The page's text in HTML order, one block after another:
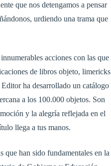
que nos detengamos a pensar
urdiendo una trama que
acciones con las que
de libros objeto, limericks
ha desarrollado un catálogo
a los 100.000 objetos. Son
y la alegría reflejada en el
llega a tus manos.
que han sido fundamentales en la